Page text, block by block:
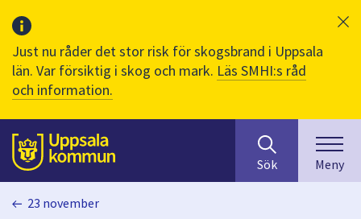
Just nu råder det stor risk för skogsbrand i Uppsala
län. Var försiktig i skog och mark. Läs SMHI:s råd
och information.
Till sidans
huvudinnehåll
efter
innehåll
på
Sök Meny
23 november